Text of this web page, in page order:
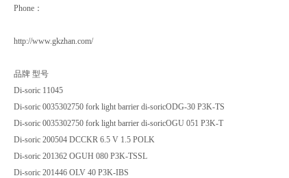
Phone：
http://www.gkzhan.com/
品牌 型号
Di-soric 11045
Di-soric 0035302750 fork light barrier di-soricODG-30 P3K-TS
Di-soric 0035302750 fork light barrier di-soricOGU 051 P3K-T
Di-soric 200504 DCCKR 6.5 V 1.5 POLK
Di-soric 201362 OGUH 080 P3K-TSSL
Di-soric 201446 OLV 40 P3K-IBS